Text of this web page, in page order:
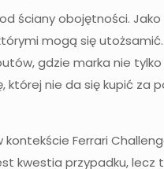
ściany obojętności.
mogą się
gdzie marka nie
której nie da się kupić za
Ferrari
kwestia przypadku, lecz